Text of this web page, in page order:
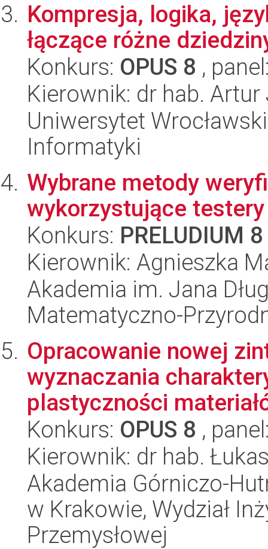
Kompresja, logika,
łączące różne
Konkurs: OPUS 8 ,
Kierownik: dr hab. Artur
Uniwersytet
Informatyki
Wybrane metody
wykorzystujące
Konkurs: PRELUDIUM 8
Kierownik: Agnieszka
Akademia im. Jana
Matematyczno-
Opracowanie nowej
wyznaczania
plastyczności
Konkurs: OPUS 8 ,
Kierownik: dr hab.
Akademia Górniczo-
w Krakowie, Wydział
Przemysłowej